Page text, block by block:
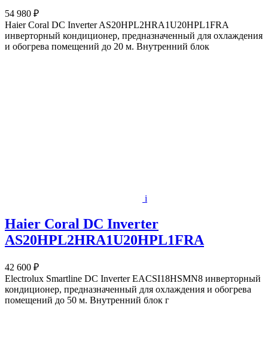
54 980 ₽
Haier Coral DC Inverter AS20HPL2HRA1U20HPL1FRA
инверторный кондиционер, предназначенный для охлаждения
и обогрева помещений до 20 м. Внутренний блок
i
Haier Coral DC Inverter
AS20HPL2HRA1U20HPL1FRA
42 600 ₽
Electrolux Smartline DC Inverter EACSI18HSMN8 инверторный
кондиционер, предназначенный для охлаждения и обогрева
помещений до 50 м. Внутренний блок г